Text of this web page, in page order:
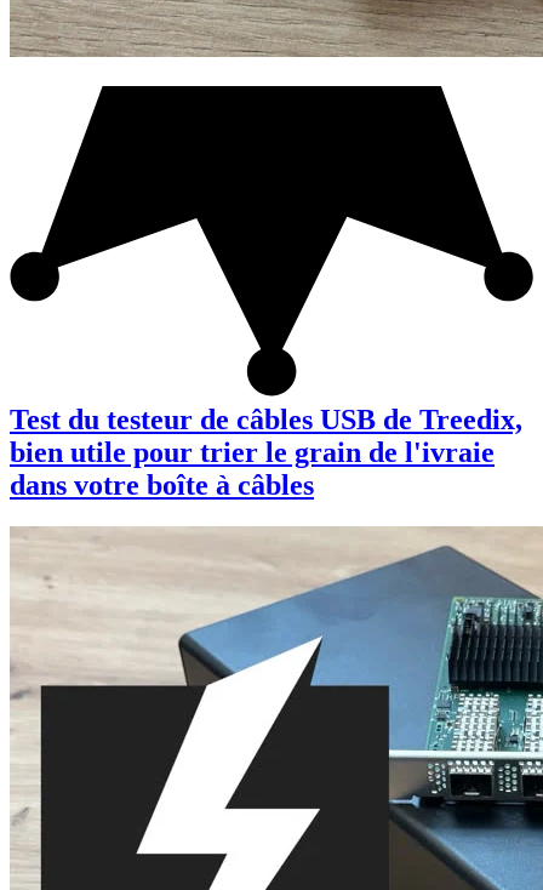
Test du testeur de câbles USB de Treedix,
bien utile pour trier le grain de l'ivraie
dans votre boîte à câbles